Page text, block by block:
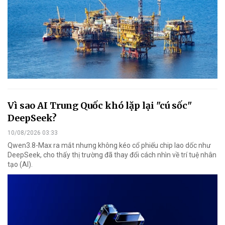
Vì sao AI Trung Quốc khó lặp lại "cú sốc"
DeepSeek?
10/08/2026 03:33
Qwen3.8-Max ra mắt nhưng không kéo cổ phiếu chip lao dốc như
DeepSeek, cho thấy thị trường đã thay đổi cách nhìn về trí tuệ nhân
tạo (AI).